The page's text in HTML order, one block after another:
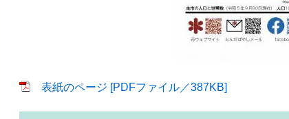
表紙のページ [PDFファイル／387KB]